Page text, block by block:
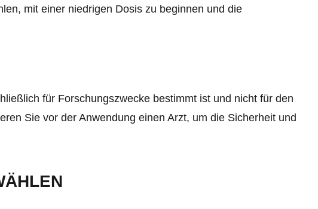
mit einer niedrigen Dosis zu beginnen und die
für Forschungszwecke bestimmt ist und nicht für den
Sie vor der Anwendung einen Arzt, um die Sicherheit und